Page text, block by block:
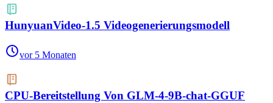
HunyuanVideo-1.5 Videogenerierungsmodell
vor 5 Monaten
CPU-Bereitstellung Von GLM-4-9B-chat-GGUF